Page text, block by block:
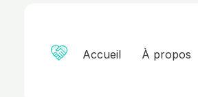
Accueil À propos